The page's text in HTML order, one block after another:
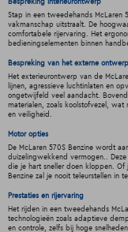
Bespreking interieurontwerp
Stap in een tweedehands McLaren
vakmanschap uitstraalt. De
comfortabele rijervaring. Het
bedieningselementen binnen
Bespreking van het externe ontwerp
Het exterieurontwerp van de
lijnen, agressieve luchtinlaten en
ongetwijfeld veel aandacht.
materialen, zoals koolstofvezel,
en veiligheid.
Motor opties
De McLaren 570S Benzine wordt
duizelingwekkend vermogen..
die je hart sneller doen kloppen.
Benzine zal je nooit teleurstellen in
Prestaties en rijervaring
Het rijden in een tweedehands
technologieën zoals adaptieve
en controle, zelfs bij hoge